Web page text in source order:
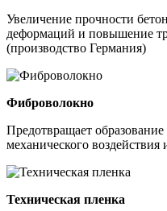
Увеличение прочности
деформаций и повышение
(производство Германия)
Фиброволокно
Предотвращает
механического воздействия
Техническая пленка